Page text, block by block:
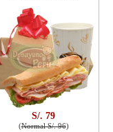
S/. 79
(Normal S/. 96)